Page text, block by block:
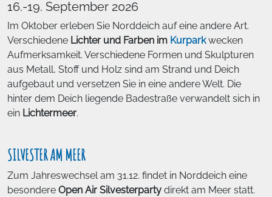
16.-19. September 2026
Im Oktober erleben Sie Norddeich auf eine andere Art.
Verschiedene Lichter und Farben im Kurparkwecken
Aufmerksamkeit. Verschiedene Formen und Skulpturen
aus Metall, Stoff und Holz sind am Strand und Deich
aufgebaut und versetzen Sie in eine andere Welt. Die
hinter dem Deich liegende Badestraße verwandelt sich in
ein Lichtermeer.
SILVESTER AM MEER
Zum Jahreswechsel am 31.12. findet in Norddeich eine
besondere Open Air Silvesterparty direkt am Meer statt.